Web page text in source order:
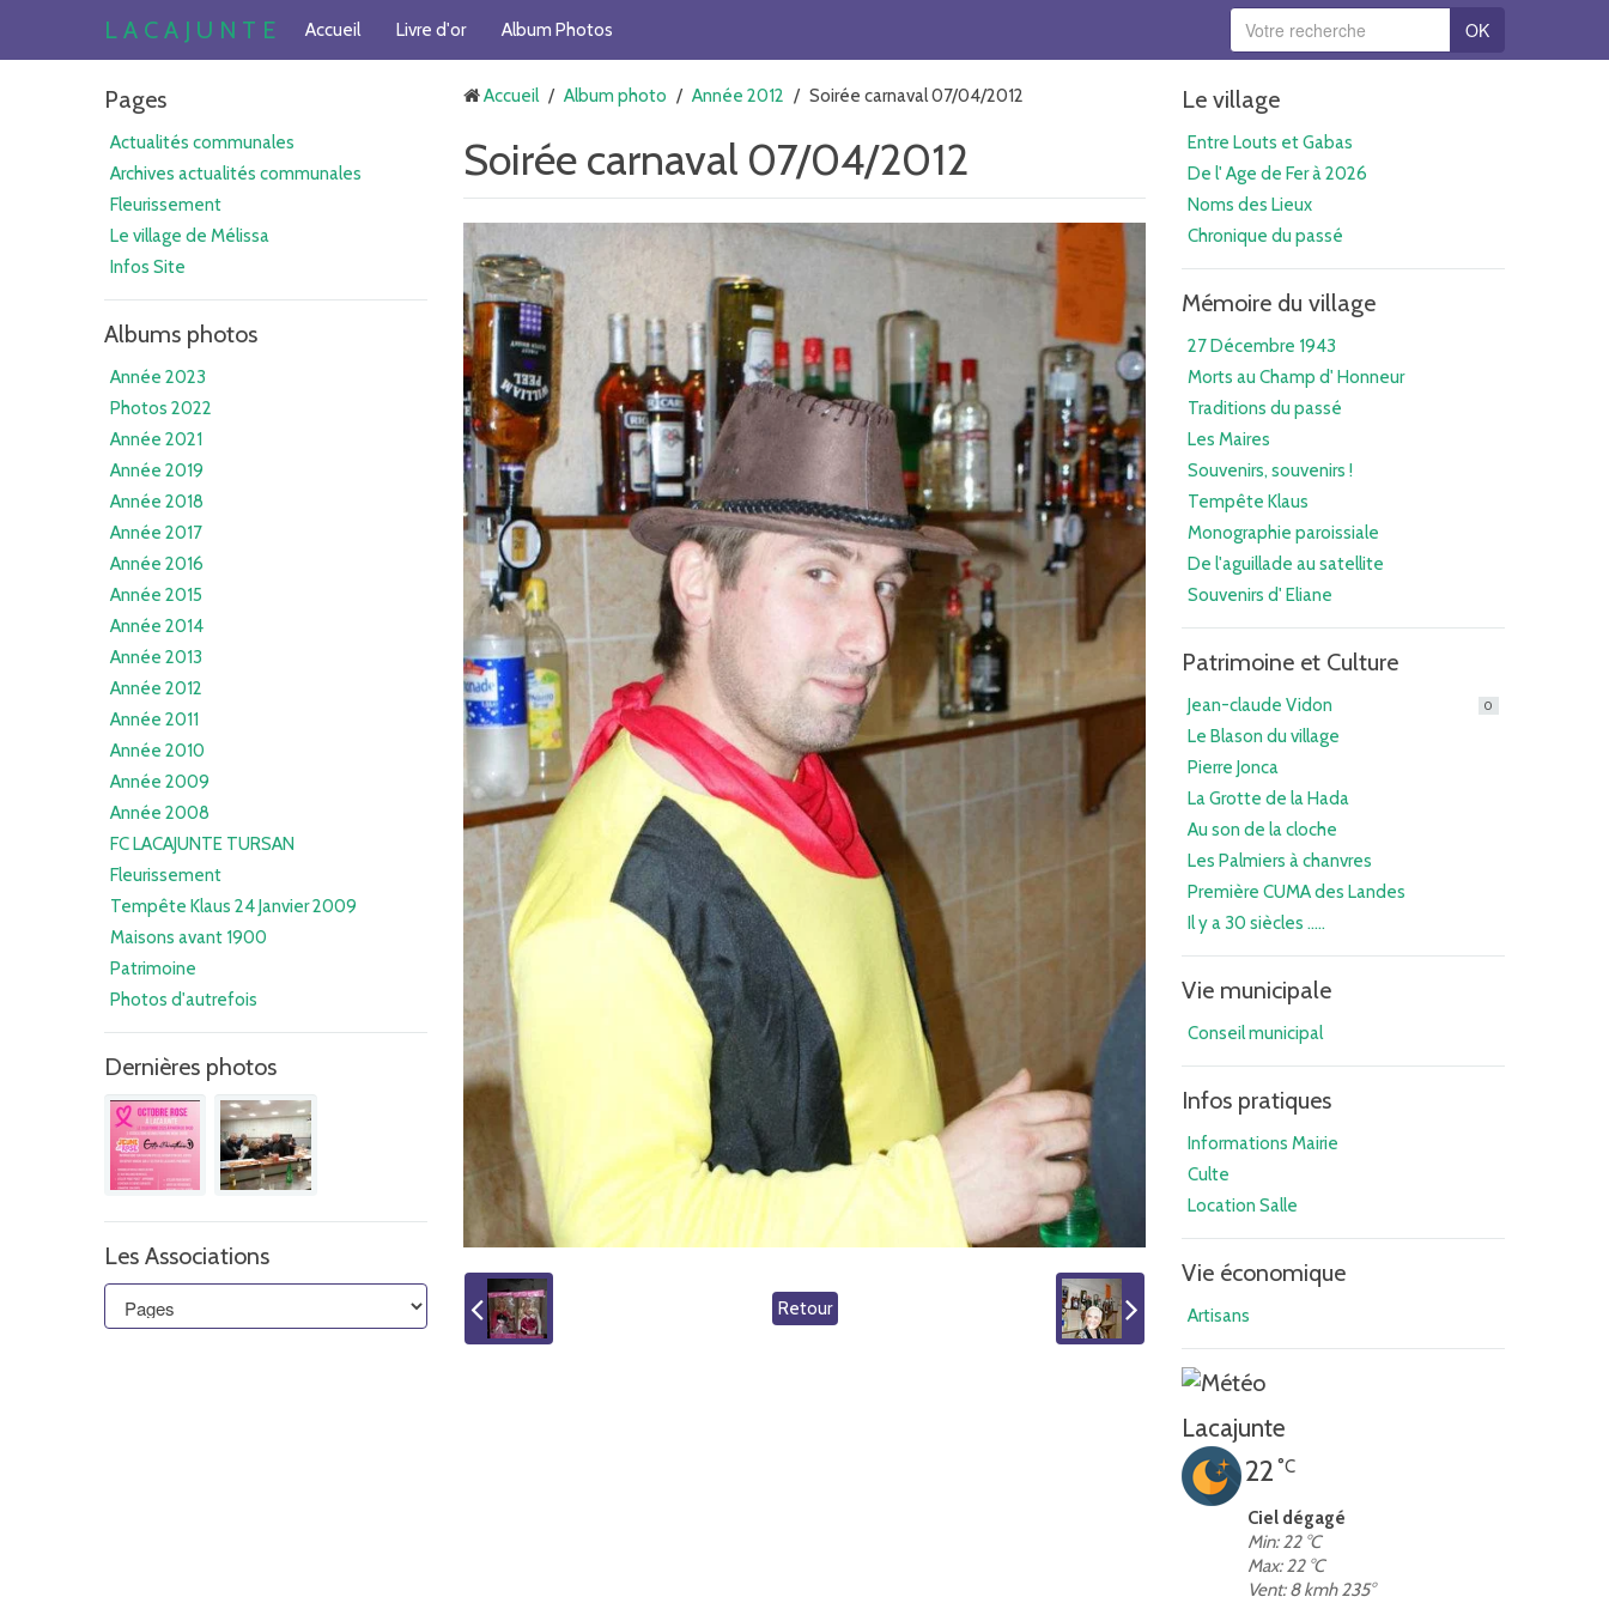
L A C A J U N T E Accueil Livre d'or Album Photos OK
Pages
Actualités communales
Archives actualités communales
Fleurissement
Le village de Mélissa
Infos Site
Albums photos
Année 2023
Photos 2022
Année 2021
Année 2019
Année 2018
Année 2017
Année 2016
Année 2015
Année 2014
Année 2013
Année 2012
Année 2011
Année 2010
Année 2009
Année 2008
FC LACAJUNTE TURSAN
Fleurissement
Tempête Klaus 24 Janvier 2009
Maisons avant 1900
Patrimoine
Photos d'autrefois
Dernières photos
Les Associations
Accueil / Album photo / Année 2012 / Soirée carnaval 07/04/2012
Soirée carnaval 07/04/2012
Retour
Le village
Entre Louts et Gabas
De l' Age de Fer à 2026
Noms des Lieux
Chronique du passé
Mémoire du village
27 Décembre 1943
Morts au Champ d' Honneur
Traditions du passé
Les Maires
Souvenirs, souvenirs !
Tempête Klaus
Monographie paroissiale
De l'aguillade au satellite
Souvenirs d' Eliane
Patrimoine et Culture
Jean-claude Vidon 0
Le Blason du village
Pierre Jonca
La Grotte de la Hada
Au son de la cloche
Les Palmiers à chanvres
Première CUMA des Landes
Il y a 30 siècles .....
Vie municipale
Conseil municipal
Infos pratiques
Informations Mairie
Culte
Location Salle
Vie économique
Artisans
Lacajunte
22 °C
Ciel dégagé
Min: 22 °C
Max: 22 °C
Vent: 8 kmh 235°